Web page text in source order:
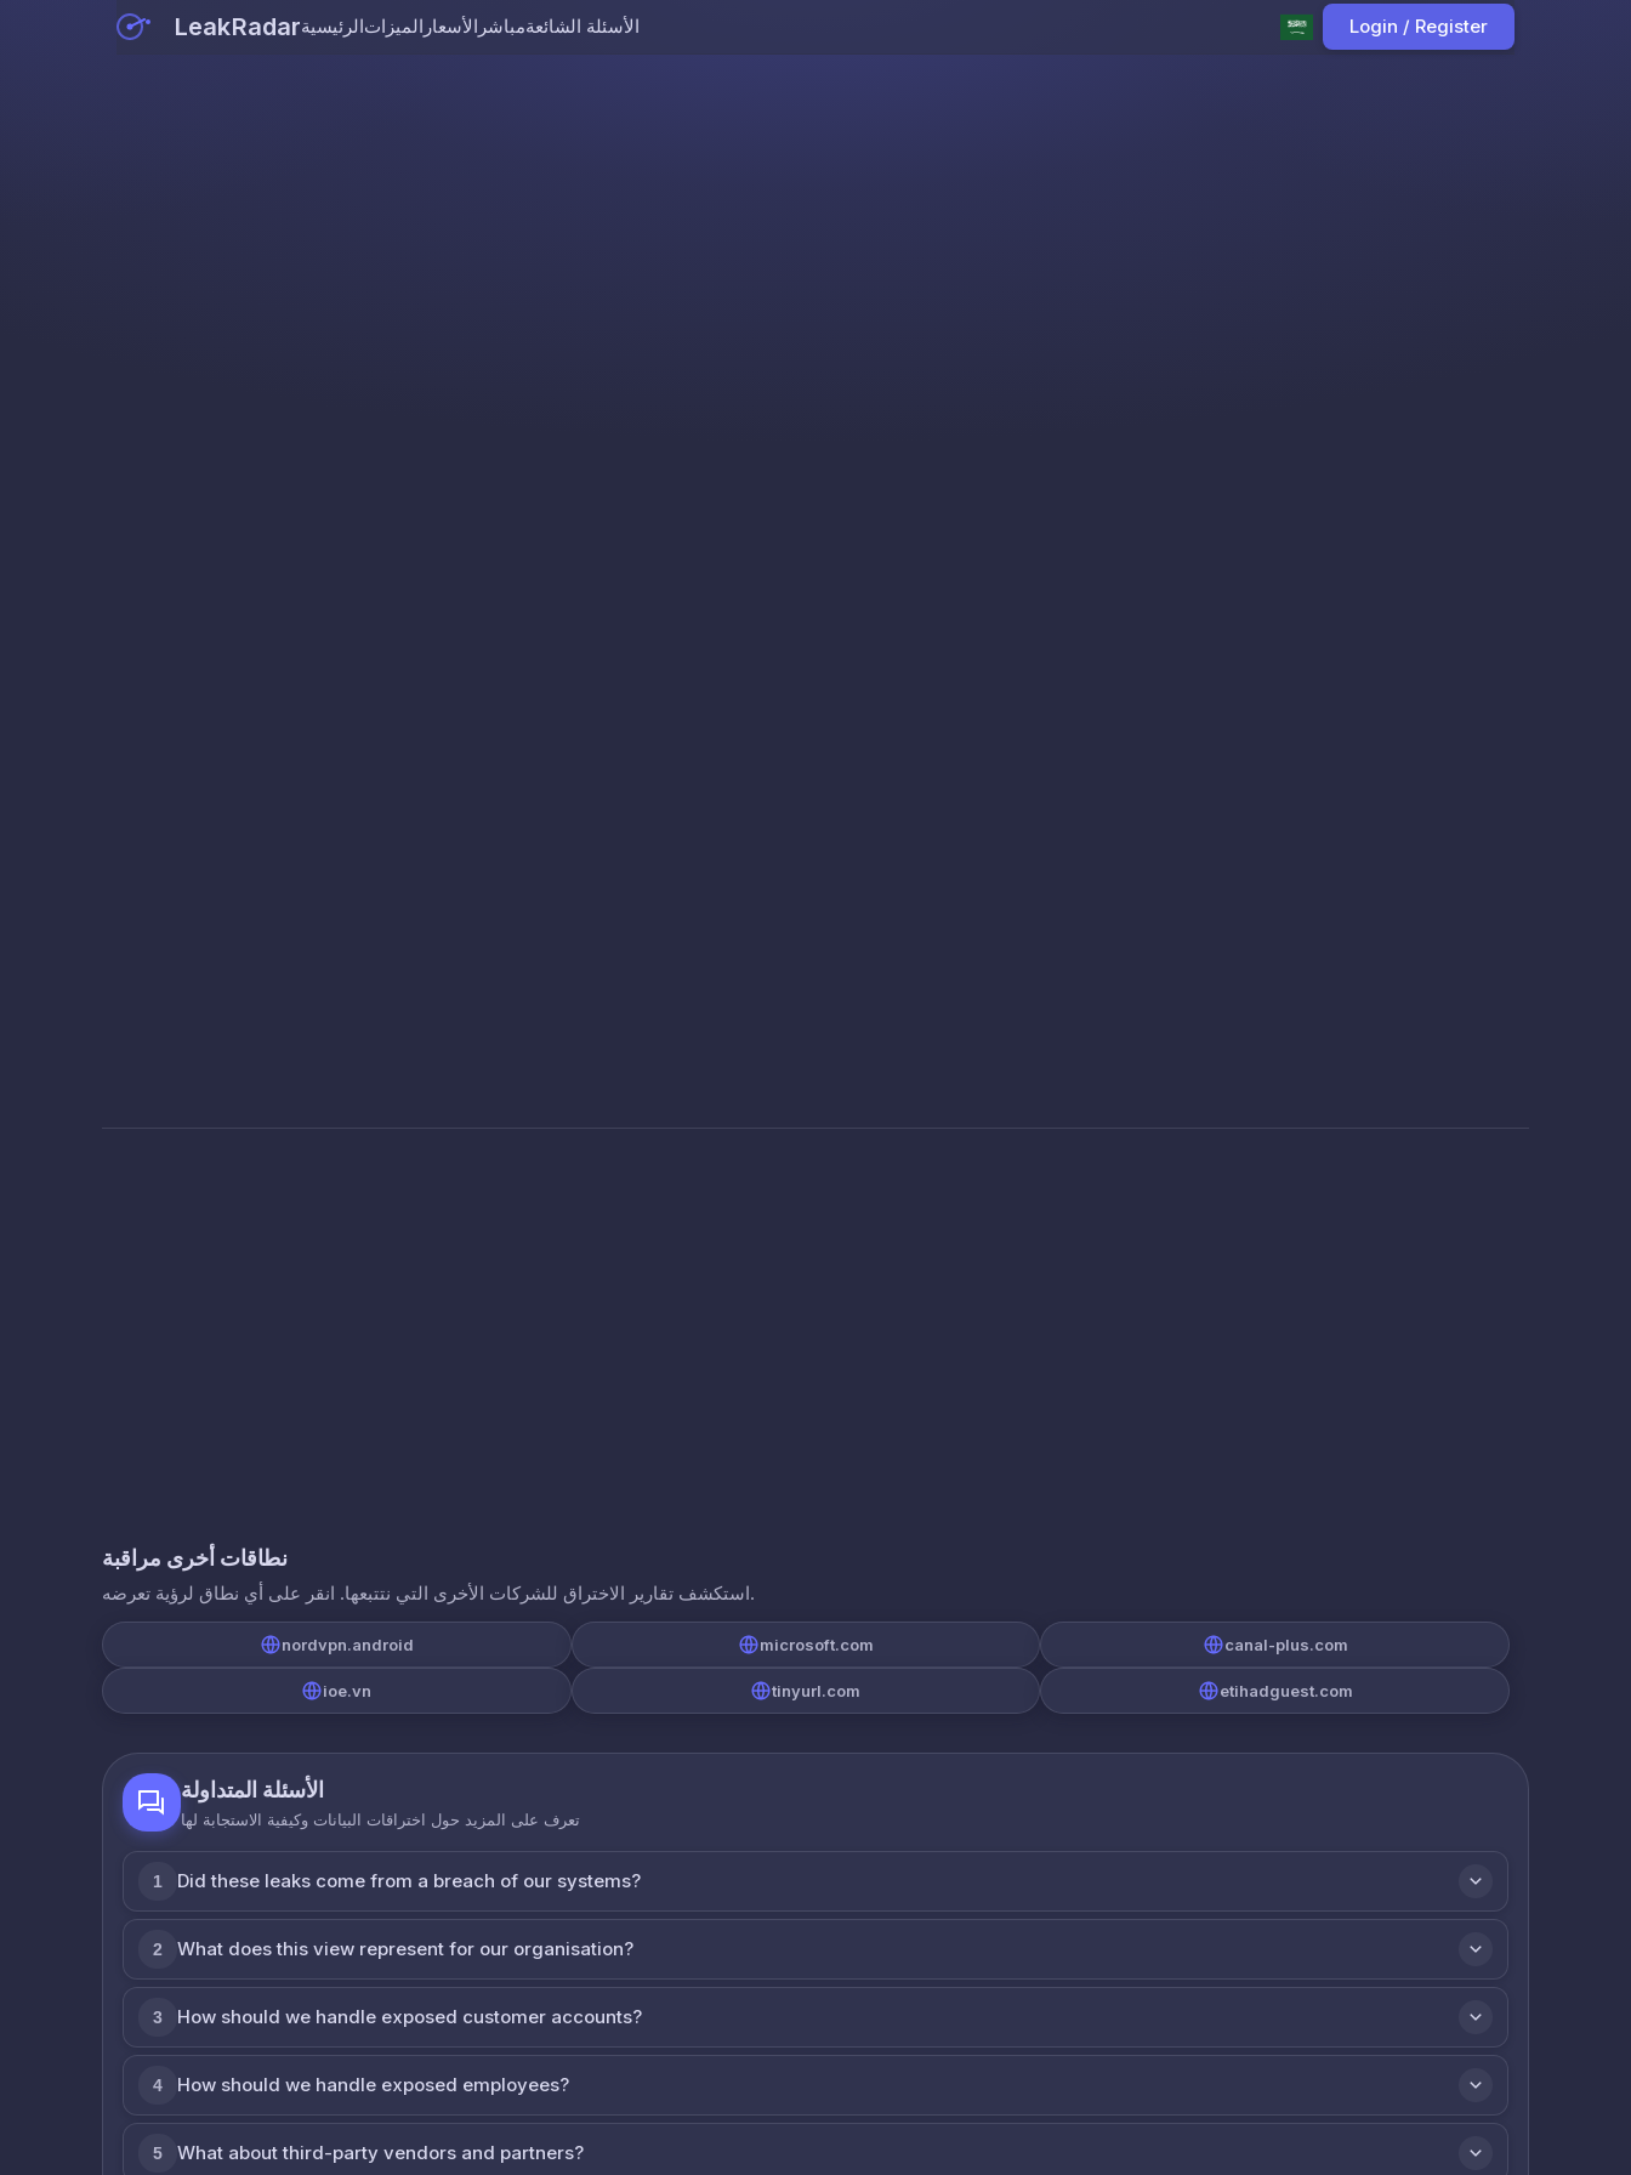
LeakRadarالرئيسيةالميزات الأسعار مباشرالأسئلة الشائعة Login / Register
نطاقات أخرى مراقبة
استكشف تقارير الاختراق للشركات الأخرى التي نتتبعها. انقر على أي نطاق لرؤية تعرضه.
nordvpn.android microsoft.com canal-plus.com
ioe.vn tinyurl.com etihadguest.com
الأسئلة المتداولة
تعرف على المزيد حول اختراقات البيانات وكيفية الاستجابة لها
1 Did these leaks come from a breach of our systems?
2 What does this view represent for our organisation?
3 How should we handle exposed customer accounts?
4 How should we handle exposed employees?
5 What about third-party vendors and partners?